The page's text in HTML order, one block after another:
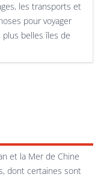
les transports et
pour voyager
plus belles îles de
et la Mer de Chine
dont certaines sont